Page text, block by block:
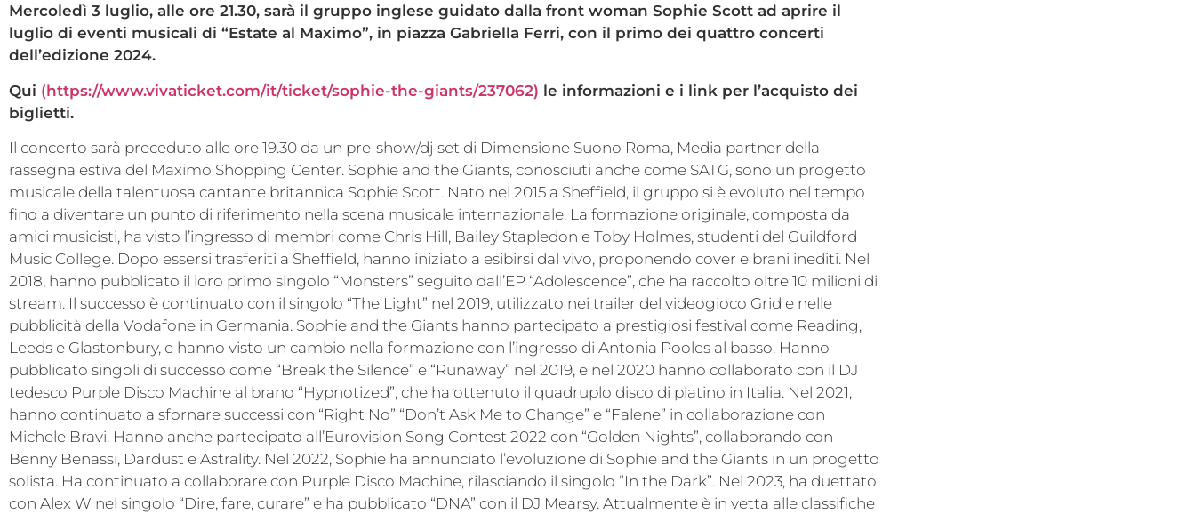
Mercoledì 3 luglio, alle ore 21.30, sarà il gruppo inglese guidato dalla front woman Sophie Scott ad aprire il
luglio di eventi musicali di “Estate al Maximo”, in piazza Gabriella Ferri, con il primo dei quattro concerti
dell’edizione 2024.
Qui (https://www.vivaticket.com/it/ticket/sophie-the-giants/237062) le informazioni e i link per l’acquisto dei
biglietti.
Il concerto sarà preceduto alle ore 19.30 da un pre-show/dj set di Dimensione Suono Roma, Media partner della
rassegna estiva del Maximo Shopping Center. Sophie and the Giants, conosciuti anche come SATG, sono un progetto
musicale della talentuosa cantante britannica Sophie Scott. Nato nel 2015 a Sheffield, il gruppo si è evoluto nel tempo
fino a diventare un punto di riferimento nella scena musicale internazionale. La formazione originale, composta da
amici musicisti, ha visto l’ingresso di membri come Chris Hill, Bailey Stapledon e Toby Holmes, studenti del Guildford
Music College. Dopo essersi trasferiti a Sheffield, hanno iniziato a esibirsi dal vivo, proponendo cover e brani inediti. Nel
2018, hanno pubblicato il loro primo singolo “Monsters” seguito dall’EP “Adolescence”, che ha raccolto oltre 10 milioni di
stream. Il successo è continuato con il singolo “The Light” nel 2019, utilizzato nei trailer del videogioco Grid e nelle
pubblicità della Vodafone in Germania. Sophie and the Giants hanno partecipato a prestigiosi festival come Reading,
Leeds e Glastonbury, e hanno visto un cambio nella formazione con l’ingresso di Antonia Pooles al basso. Hanno
pubblicato singoli di successo come “Break the Silence” e “Runaway” nel 2019, e nel 2020 hanno collaborato con il DJ
tedesco Purple Disco Machine al brano “Hypnotized”, che ha ottenuto il quadruplo disco di platino in Italia. Nel 2021,
hanno continuato a sfornare successi con “Right No” “Don’t Ask Me to Change” e “Falene” in collaborazione con
Michele Bravi. Hanno anche partecipato all’Eurovision Song Contest 2022 con “Golden Nights”, collaborando con
Benny Benassi, Dardust e Astrality. Nel 2022, Sophie ha annunciato l’evoluzione di Sophie and the Giants in un progetto
solista. Ha continuato a collaborare con Purple Disco Machine, rilasciando il singolo “In the Dark”. Nel 2023, ha duettato
con Alex W nel singolo “Dire, fare, curare” e ha pubblicato “DNA” con il DJ Mearsy. Attualmente è in vetta alle classifiche